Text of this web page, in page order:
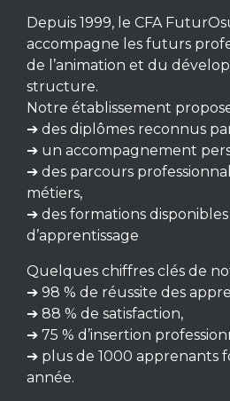
Depuis 1999, le CFA
accompagne les futurs
de l’animation et du
structure.
Notre établissement
➔ des diplômes reconnus
➔ un accompagnement
➔ des parcours
métiers,
➔ des formations
d’apprentissage
Quelques chiffres clés de
➔ 98 % de réussite des
➔ 88 % de satisfaction,
➔ 75 % d’insertion
➔ plus de 1000 apprenants
année.